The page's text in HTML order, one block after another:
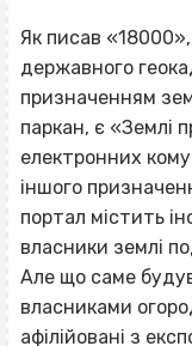
Як писав «18000»,
державного
призначенням
паркан, є «Землі
електронних
іншого
портал містить
власники землі
Але що саме
власниками
афілійовані з